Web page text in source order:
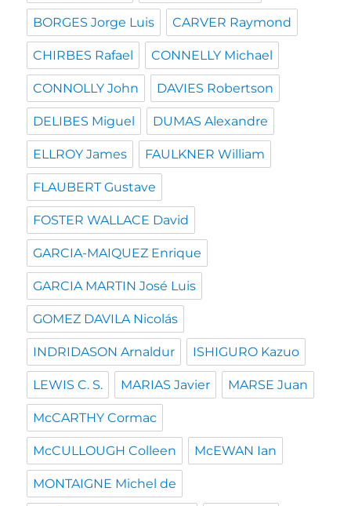
BORGES Jorge Luis CARVER Raymond
CHIRBES Rafael CONNELLY Michael
CONNOLLY John DAVIES Robertson
DELIBES Miguel DUMAS Alexandre
ELLROY James FAULKNER William
FLAUBERT Gustave
FOSTER WALLACE David
GARCIA-MAIQUEZ Enrique
GARCIA MARTIN José Luis
GOMEZ DAVILA Nicolás
INDRIDASON Arnaldur ISHIGURO Kazuo
LEWIS C. S. MARIAS Javier MARSE Juan
McCARTHY Cormac
McCULLOUGH Colleen McEWAN Ian
MONTAIGNE Michel de